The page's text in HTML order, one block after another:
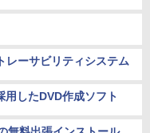
レーサビリティシステム
したDVD作成ソフト